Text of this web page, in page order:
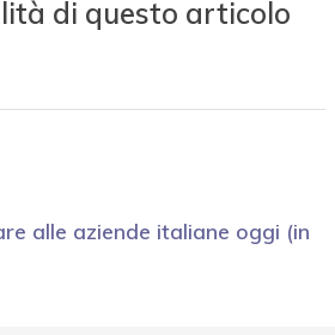
di questo articolo
alle aziende italiane oggi (in